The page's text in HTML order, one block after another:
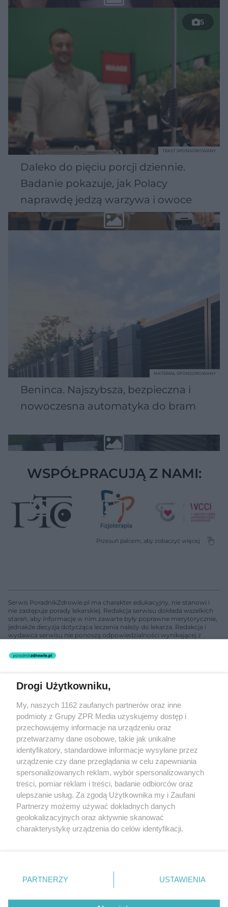
5
Daleko do pięciu porcji dziennie.
Badanie pokazuje, jak Polacy
naprawdę jedzą warzywa i owoce
TEKST SPONSOROWANY
Beninca. Najszybsza, bezpieczna i
nowoczesna automatyka do bram
MATERIAŁ SPONSOROWANY
WSPÓŁPRACUJĄ Z NAMI:
Serwis PoradnikZdrowie.pl ma charakter edukacyjny, nie stanowi i
nie zastępuje porady lekarskiej. Redakcja serwisu dokłada wszelkich
starań, aby informacje w nim zawarte były poprawne merytorycznie,
jednakże decyzja dotycząca leczenia należy do lekarza. Redakcja i
wydawca serwisu nie ponoszą odpowiedzialności wynikającej z
nie prowadzi działalności leczniczej polegającej na udzielaniu
świadczeń zdrowotnych w rozumieniu art. 3 ust 1 ustawy o
Żaden utwór zamieszczony w serwisie nie może być powielany i
rozpowszechniany lub dalej rozpowszechniany w jakikolwiek sposób
(w tym także elektroniczny lub mechaniczny) na jakimkolwiek polu
eksploatacji w jakiejkolwiek formie, włącznie z umieszczaniem w
Internecie bez pisemnej zgody właściciela praw. Jakiekolwiek użycie
lub wykorzystanie utworów w całości lub w części z naruszeniem
prawa, tzn. bez właściwej zgody, jest zabronione pod groźbą kary i
może być ścigane prawnie.
O nas
Nasze serwisy
Drogi Użytkowniku,
My, naszych 1162 zaufanych partnerów oraz inne
podmioty z Grupy ZPR Media uzyskujemy dostęp i
przechowujemy informacje na urządzeniu oraz
przetwarzamy dane osobowe, takie jak unikalne
identyfikatory, standardowe informacje wysyłane przez
urządzenie czy dane przeglądania w celu zapewniania
spersonalizowanych reklam, wybór spersonalizowanych
treści, pomiar reklam i treści, badanie odbiorców oraz
ulepszanie usług. Za zgodą Użytkownika my i Zaufani
Partnerzy możemy używać dokładnych danych
geolokalizacyjnych oraz aktywnie skanować
charakterystykę urządzenia do celów identyfikacji.
zmienić/wycofać klikając przycisk ustawień prywatności
znajdujący się w lewym dolnym rogu strony
rodzaje przetwarzania danych nie wymagają zgody
PARTNERZY USTAWIENIA